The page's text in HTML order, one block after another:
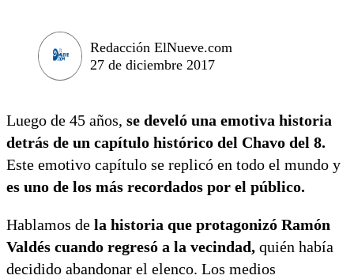
Redacción ElNueve.com
27 de diciembre 2017
Luego de 45 años, se develó una emotiva historia
detrás de un capítulo histórico del Chavo del 8.
Este emotivo capítulo se replicó en todo el mundo y
es uno de los más recordados por el público.
Hablamos de la historia que protagonizó Ramón
Valdés cuando regresó a la vecindad, quién había
decidido abandonar el elenco. Los medios